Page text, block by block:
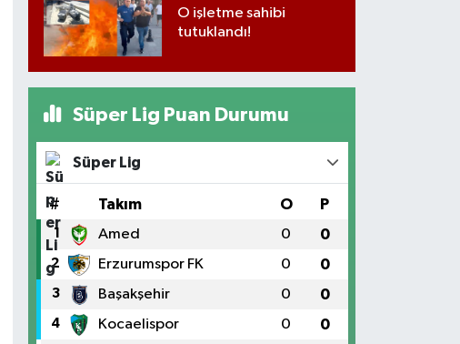
O işletme sahibi
tutuklandı!
Süper Lig Puan Durumu
Süper Lig
# Takım O P
1 Amed 0 0
2 Erzurumspor FK 0 0
3 Başakşehir 0 0
4 Kocaelispor 0 0